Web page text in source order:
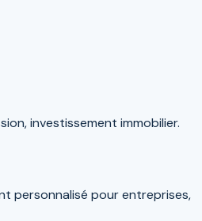
investissement immobilier.
personnalisé pour entreprises,